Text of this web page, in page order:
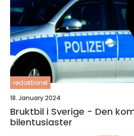
redaktionel
18. January 2024
Bruktbil i Sverige - Den
bilentusiaster